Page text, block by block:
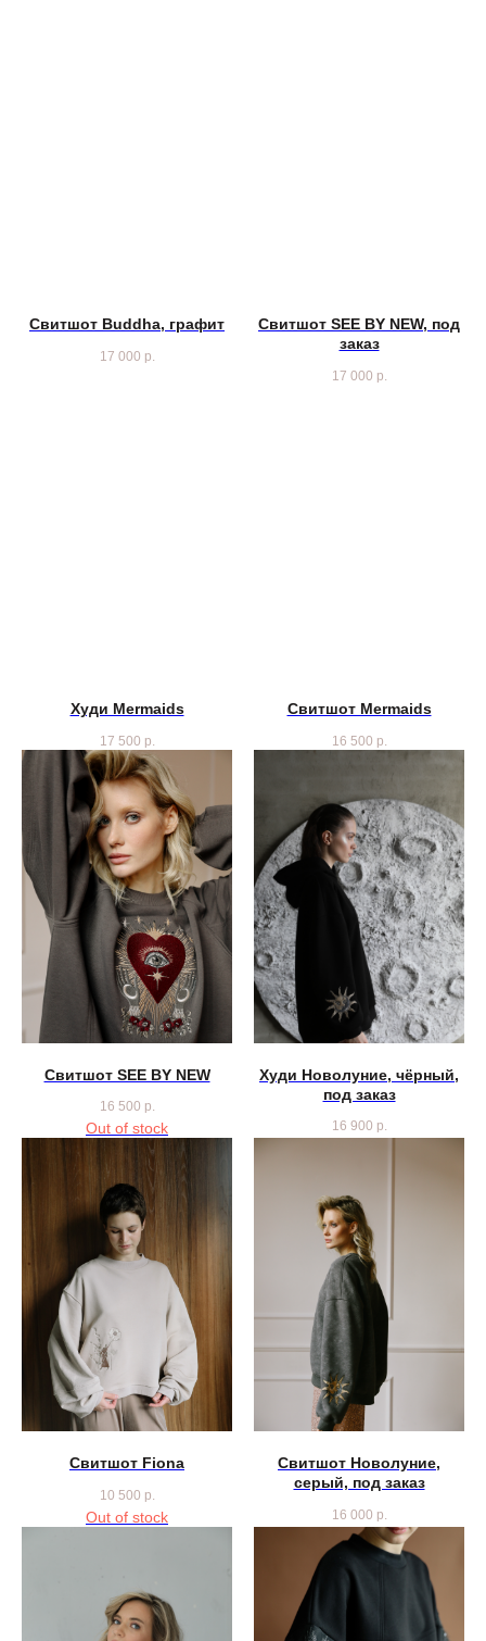
Свитшот Buddha, графит
17 000 р.
Свитшот SEE BY NEW, под
заказ
17 000 р.
Худи Mermaids
17 500 р.
Свитшот Mermaids
16 500 р.
Свитшот SEE BY NEW
16 500 р.
Out of stock
Худи Новолуние, чёрный,
под заказ
16 900 р.
Свитшот Fiona
10 500 р.
Out of stock
Свитшот Новолуние,
серый, под заказ
16 000 р.